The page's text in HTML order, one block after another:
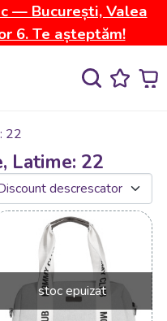
— București, Valea
6. Te așteptăm!
22
Latime: 22
stoc epuizat